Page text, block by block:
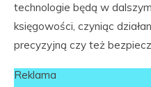
technologie będą w
księgowości, czyniąc
precyzyjną czy też
Reklama